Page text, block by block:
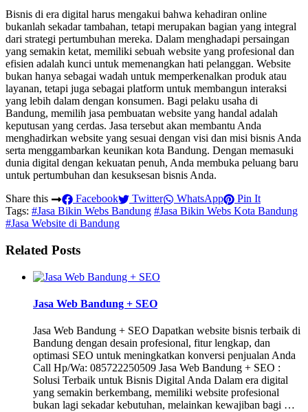
Bisnis di era digital harus mengakui bahwa kehadiran online
bukanlah sekadar tambahan, tetapi merupakan bagian yang integral
dari strategi pertumbuhan mereka. Dalam menghadapi persaingan
yang semakin ketat, memiliki sebuah website yang profesional dan
efisien adalah kunci untuk memenangkan hati pelanggan. Website
bukan hanya sebagai wadah untuk memperkenalkan produk atau
layanan, tetapi juga sebagai platform untuk membangun interaksi
yang lebih dalam dengan konsumen. Bagi pelaku usaha di
Bandung, memilih jasa pembuatan website yang handal adalah
keputusan yang cerdas. Jasa tersebut akan membantu Anda
menghadirkan website yang sesuai dengan visi dan misi bisnis Anda
serta menggambarkan keunikan kota Bandung. Dengan memasuki
dunia digital dengan kekuatan penuh, Anda membuka peluang baru
untuk pertumbuhan dan kesuksesan bisnis Anda.
Share this
Facebook Twitter WhatsApp
Pin It
Tags: #Jasa Bikin Webs Bandung #Jasa Bikin Webs Kota Bandung
#Jasa Website di Bandung
Related Posts
Jasa Web Bandung + SEO
Jasa Web Bandung + SEO Dapatkan website bisnis terbaik di
Bandung dengan desain profesional, fitur lengkap, dan
optimasi SEO untuk meningkatkan konversi penjualan Anda
Call Hp/Wa: 085722250509 Jasa Web Bandung + SEO :
Solusi Terbaik untuk Bisnis Digital Anda Dalam era digital
yang semakin berkembang, memiliki website profesional
bukan lagi sekadar kebutuhan, melainkan kewajiban bagi …